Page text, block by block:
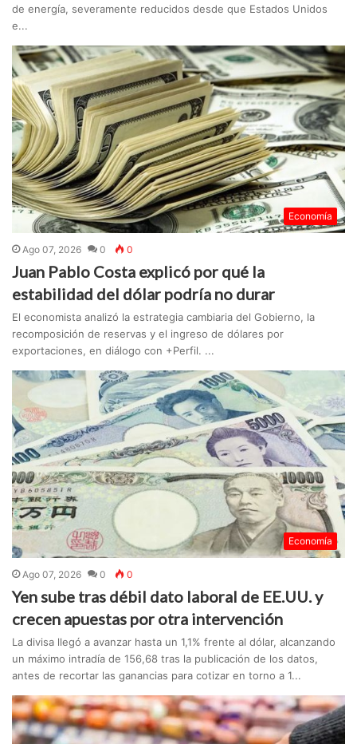
de energía, severamente reducidos desde que Estados Unidos
e...
Economía
Ago 07, 2026 0 0
Juan Pablo Costa explicó por qué la
estabilidad del dólar podría no durar
El economista analizó la estrategia cambiaria del Gobierno, la
recomposición de reservas y el ingreso de dólares por
exportaciones, en diálogo con +Perfil. ...
Economía
Ago 07, 2026 0 0
Yen sube tras débil dato laboral de EE.UU. y
crecen apuestas por otra intervención
La divisa llegó a avanzar hasta un 1,1% frente al dólar, alcanzando
un máximo intradía de 156,68 tras la publicación de los datos,
antes de recortar las ganancias para cotizar en torno a 1...